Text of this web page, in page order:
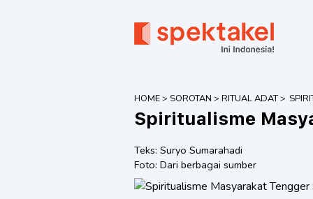
HOME> SOROTAN > RITUAL ADAT>
Spiritualisme
Teks: Suryo Sumarahadi
Foto: Dari berbagai sumber